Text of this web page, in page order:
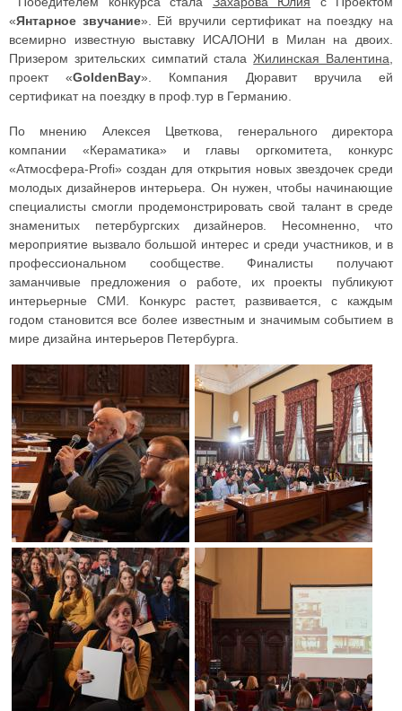
«Янтарное звучание». Ей вручили сертификат на поездку на
всемирно известную выставку ИСАЛОНИ в Милан на двоих.
Призером зрительских симпатий сталаЖилинская Валентина,
проект «GoldenBay». Компания Дюравит вручила ей
сертификат на поездку в проф.тур в Германию.
По мнению Алексея Цветкова, генерального директора
компании «Кераматика» и главы оргкомитета, конкурс
«Атмосфера-Profi» создан для открытия новых звездочек среди
молодых дизайнеров интерьера. Он нужен, чтобы начинающие
специалисты смогли продемонстрировать свой талант в среде
знаменитых петербургских дизайнеров. Несомненно, что
мероприятие вызвало большой интерес и среди участников, и в
профессиональном сообществе. Финалисты получают
заманчивые предложения о работе, их проекты публикуют
интерьерные СМИ. Конкурс растет, развивается, с каждым
годом становится все более известным и значимым событием в
мире дизайна интерьеров Петербурга.